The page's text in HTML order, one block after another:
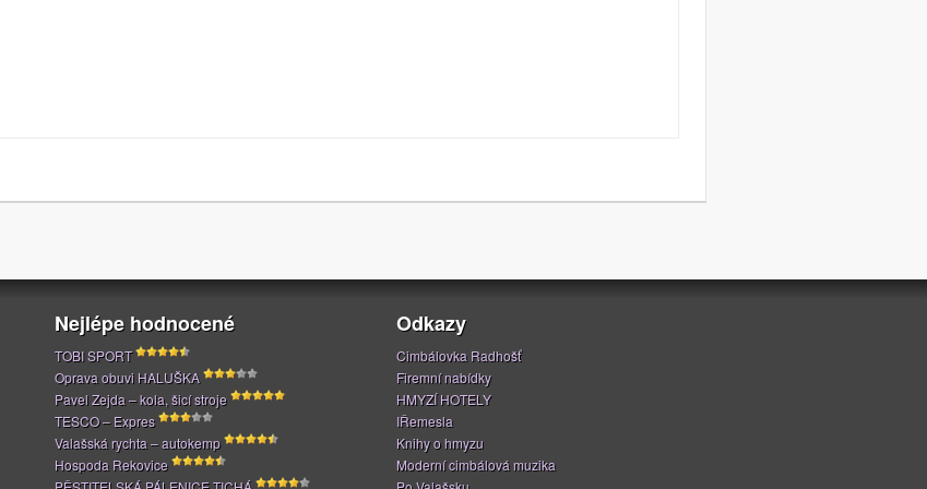
Nejlépe hodnocené
TOBI SPORT
Oprava obuvi HALUŠKA
Pavel Zejda – kola, šicí stroje
TESCO – Expres
Valašská rychta – autokemp
Hospoda Rekovice
Odkazy
Cimbálovka Radhošť
Firemní nabídky
HMYZÍ HOTELY
IŘemesla
Knihy o hmyzu
Moderní cimbálová muzika